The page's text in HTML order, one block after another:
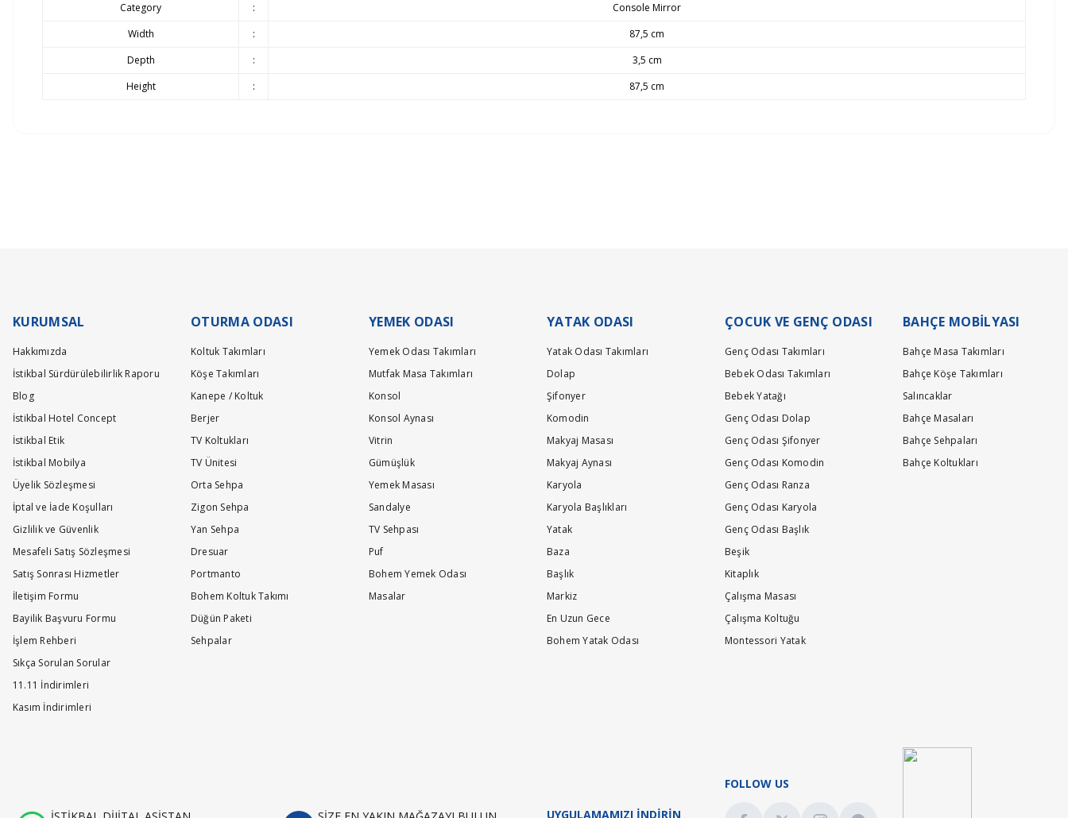
Category :
Console Mirror
Width
:
87,5 cm
Depth
:
3,5 cm
Height
: 87,5 cm
KURUMSAL
Hakkımızda
İstikbal Sürdürülebilirlik Raporu
Blog
İstikbal Hotel Concept
İstikbal Etik
İstikbal Mobilya
Üyelik Sözleşmesi
İptal ve İade Koşulları
Gizlilik ve Güvenlik
Mesafeli Satış Sözleşmesi
Satış Sonrası Hizmetler
İletişim Formu
Bayilik Başvuru Formu
İşlem Rehberi
Sıkça Sorulan Sorular
11.11 İndirimleri
Kasım İndirimleri
OTURMA ODASI
Koltuk Takımları
Köşe Takımları
Kanepe / Koltuk
Berjer
TV Koltukları
TV Ünitesi
Orta Sehpa
Zigon Sehpa
Yan Sehpa
Dresuar
Portmanto
Bohem Koltuk Takımı
Düğün Paketi
Sehpalar
YEMEK ODASI
Yemek Odası Takımları
Mutfak Masa Takımları
Konsol
Konsol Aynası
Vitrin
Gümüşlük
Yemek Masası
Sandalye
TV Sehpası
Puf
Bohem Yemek Odası
Masalar
YATAK ODASI
Yatak Odası Takımları
Dolap
Şifonyer
Komodin
Makyaj Masası
Makyaj Aynası
Karyola
Karyola Başlıkları
Yatak
Baza
Başlık
Markiz
En Uzun Gece
Bohem Yatak Odası
ÇOCUK VE GENÇ ODASI
Genç Odası Takımları
Bebek Odası Takımları
Bebek Yatağı
Genç Odası Dolap
Genç Odası Şifonyer
Genç Odası Komodin
Genç Odası Ranza
Genç Odası Karyola
Genç Odası Başlık
Beşik
Kitaplık
Çalışma Masası
Çalışma Koltuğu
Montessori Yatak
BAHÇE MOBİLYASI
Bahçe Masa Takımları
Bahçe Köşe Takımları
Salıncaklar
Bahçe Masaları
Bahçe Sehpaları
Bahçe Koltukları
UYGULAMAMIZI İNDİRİN
FOLLOW US